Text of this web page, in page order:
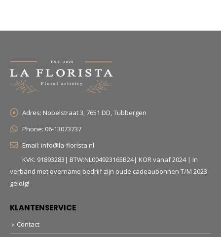
Adres: Nobelstraat 3, 7651 DD, Tubbergen
Phone: 06-13073737
Email: info@la-florista.nl
KVK: 91893283| BTW:NL004923165B24| KOR vanaf 2024 | In
verband met overname bedrijf zijn oude cadeaubonnen T/M 2023
geldig!
KLANTENSERVICE
Contact